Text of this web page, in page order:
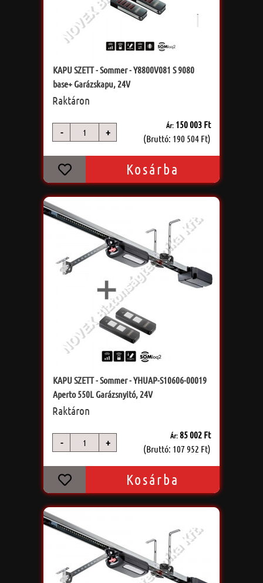
KAPU SZETT - Sommer - Y8800V081 S 9080
base+ Garázskapu, 24V
Raktáron
- +
Ár: 150 003 Ft
(Bruttó: 190 504 Ft)
Kosárba
KAPU SZETT - Sommer - YHUAP-S10606-00019
Aperto 550L Garázsnyitó, 24V
Raktáron
- +
Ár:85 002 Ft
(Bruttó: 107 952 Ft)
Kosárba